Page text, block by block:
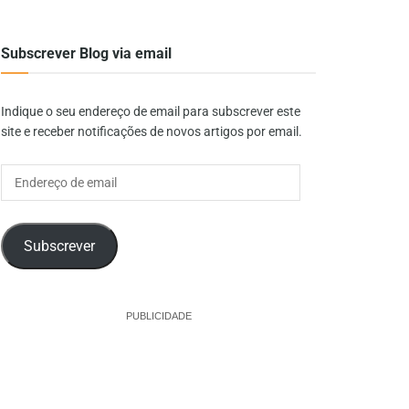
Subscrever Blog via email
Indique o seu endereço de email para subscrever este
site e receber notificações de novos artigos por email.
Subscrever
PUBLICIDADE